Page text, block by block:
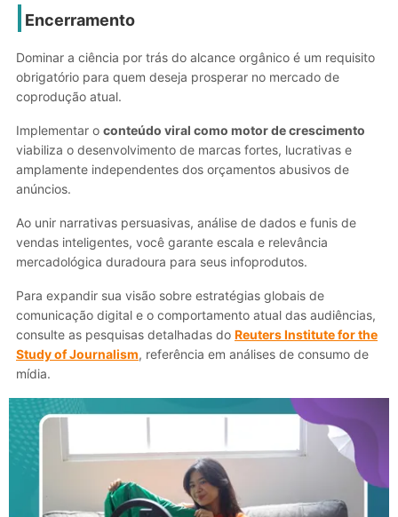
Encerramento
Dominar a ciência por trás do alcance orgânico é um requisito
obrigatório para quem deseja prosperar no mercado de
coprodução atual.
Implementar o conteúdo viral como motor de crescimento
viabiliza o desenvolvimento de marcas fortes, lucrativas e
amplamente independentes dos orçamentos abusivos de
anúncios.
Ao unir narrativas persuasivas, análise de dados e funis de
vendas inteligentes, você garante escala e relevância
mercadológica duradoura para seus infoprodutos.
Para expandir sua visão sobre estratégias globais de
comunicação digital e o comportamento atual das audiências,
consulte as pesquisas detalhadas do Reuters Institute for the
Study of Journalism, referência em análises de consumo de
mídia.